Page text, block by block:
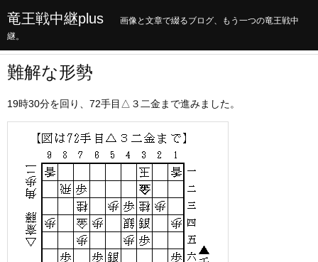
竜王戦中継plus
画像と文章で綴るブログ、もう一つの竜王戦中
継。
難解な形勢
19時30分を回り、72手目△３二金まで進みました。